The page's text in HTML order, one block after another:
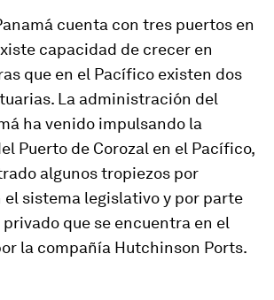
cuenta con tres puertos en
capacidad de crecer en
que en el Pacífico existen dos
La administración del
ha venido impulsando la
Puerto de Corozal en el Pacífico,
algunos tropiezos por
el sistema legislativo y por parte
que se encuentra en el
la compañía Hutchinson Ports.